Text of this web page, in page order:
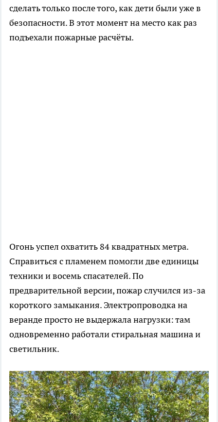
сделать только после того, как дети были уже в
безопасности. В этот момент на место как раз
подъехали пожарные расчёты.
Огонь успел охватить 84 квадратных метра.
Справиться с пламенем помогли две единицы
техники и восемь спасателей. По
предварительной версии, пожар случился из-за
короткого замыкания. Электропроводка на
веранде просто не выдержала нагрузки: там
одновременно работали стиральная машина и
светильник.